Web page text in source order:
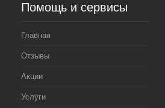
Помощь и сервисы
Главная
Отзывы
Акции
Услуги